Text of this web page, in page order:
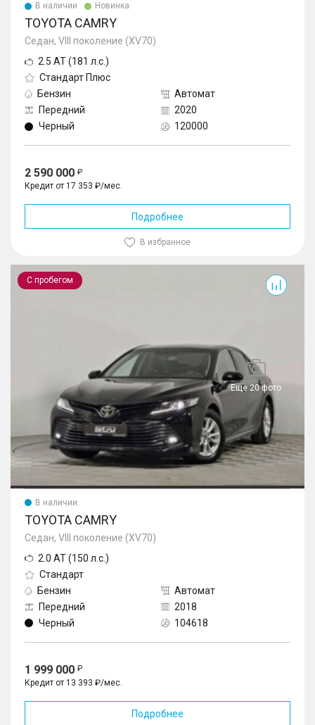
В наличии Новинка
TOYOTA CAMRY
Седан, VIII поколение (XV70)
2.5 AT (181 л.с.)
Стандарт Плюс
Бензин
Автомат
Передний
2020
Черный
120000
2 590 000
Кредит от 17 353 ₽/мес.
Подробнее
В избранное
С пробегом
Еще 20 фото
Camry
В наличии
TOYOTA CAMRY
Седан, VIII поколение (XV70)
2.0 AT (150 л.с.)
Стандарт
Бензин
Автомат
Передний
2018
Черный
104618
1 999 000
Кредит от 13 393 ₽/мес.
Подробнее